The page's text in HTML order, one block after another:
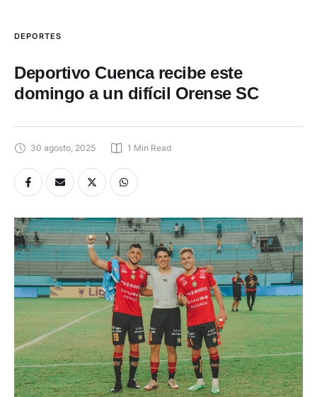
DEPORTES
Deportivo Cuenca recibe este
domingo a un difícil Orense SC
30 agosto, 2025 1 Min Read